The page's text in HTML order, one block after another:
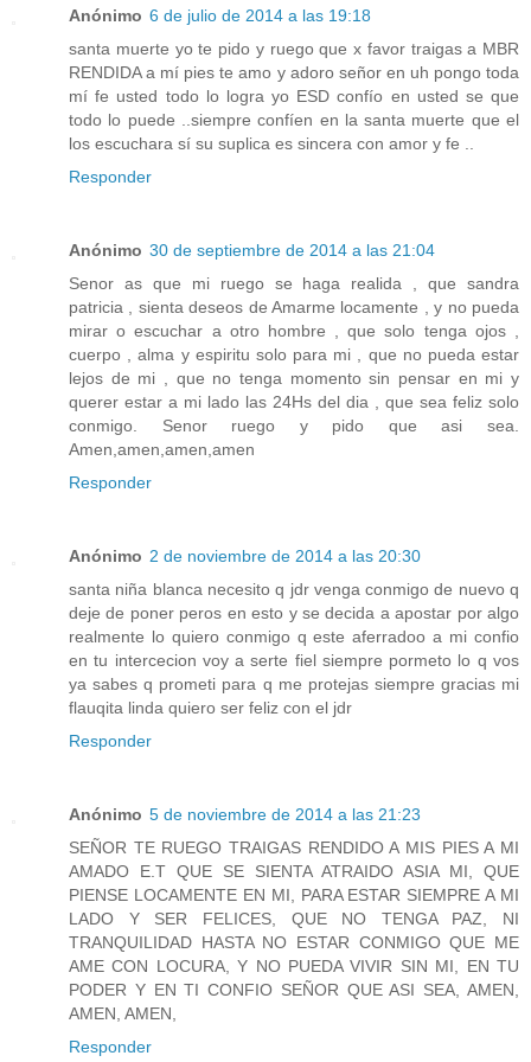
Anónimo 6 de julio de 2014 a las 19:18
santa muerte yo te pido y ruego que x favor traigas a MBR
RENDIDA a mí pies te amo y adoro señor en uh pongo toda
mí fe usted todo lo logra yo ESD confío en usted se que
todo lo puede ..siempre confíen en la santa muerte que el
los escuchara sí su suplica es sincera con amor y fe ..
Responder
Anónimo 30 de septiembre de 2014 a las 21:04
Senor as que mi ruego se haga realida , que sandra
patricia , sienta deseos de Amarme locamente , y no pueda
mirar o escuchar a otro hombre , que solo tenga ojos ,
cuerpo , alma y espiritu solo para mi , que no pueda estar
lejos de mi , que no tenga momento sin pensar en mi y
querer estar a mi lado las 24Hs del dia , que sea feliz solo
conmigo. Senor ruego y pido que asi sea.
Amen,amen,amen,amen
Responder
Anónimo 2 de noviembre de 2014 a las 20:30
santa niña blanca necesito q jdr venga conmigo de nuevo q
deje de poner peros en esto y se decida a apostar por algo
realmente lo quiero conmigo q este aferradoo a mi confio
en tu intercecion voy a serte fiel siempre pormeto lo q vos
ya sabes q prometi para q me protejas siempre gracias mi
flauqita linda quiero ser feliz con el jdr
Responder
Anónimo 5 de noviembre de 2014 a las 21:23
SEÑOR TE RUEGO TRAIGAS RENDIDO A MIS PIES A MI
AMADO E.T QUE SE SIENTA ATRAIDO ASIA MI, QUE
PIENSE LOCAMENTE EN MI, PARA ESTAR SIEMPRE A MI
LADO Y SER FELICES, QUE NO TENGA PAZ, NI
TRANQUILIDAD HASTA NO ESTAR CONMIGO QUE ME
AME CON LOCURA, Y NO PUEDA VIVIR SIN MI, EN TU
PODER Y EN TI CONFIO SEÑOR QUE ASI SEA, AMEN,
AMEN, AMEN,
Responder